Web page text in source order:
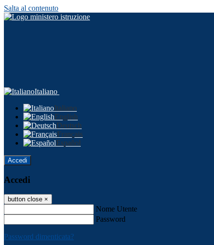
Salta al contenuto
Italiano
Italiano
English
Deutsch
Français
Español
Accedi
Accedi
button close ×
Nome Utente
Password
Password dimenticata?